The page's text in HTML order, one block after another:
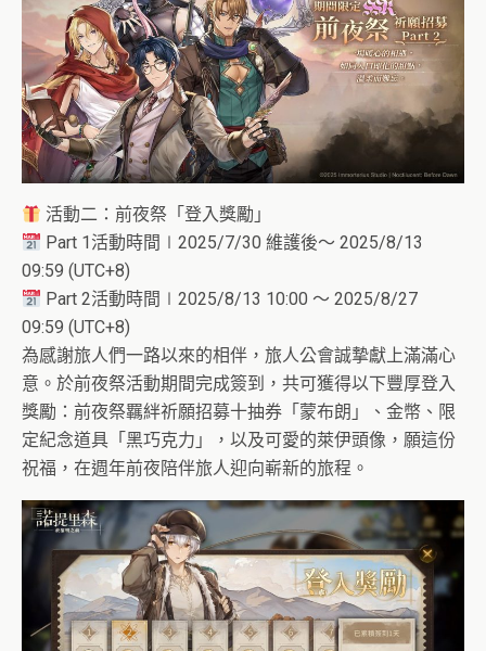
活動二：前夜祭「登入獎勵」
Part 1活動時間∣2025/7/30 維護後～ 2025/8/13
09:59 (UTC+8)
Part 2活動時間∣2025/8/13 10:00 ～ 2025/8/27
09:59 (UTC+8)
為感謝旅人們一路以來的相伴，旅人公會誠摯獻上滿滿心
意。於前夜祭活動期間完成簽到，共可獲得以下豐厚登入
獎勵：前夜祭羈絆祈願招募十抽券「蒙布朗」、金幣、限
定紀念道具「黑巧克力」，以及可愛的萊伊頭像，願這份
祝福，在週年前夜陪伴旅人迎向嶄新的旅程。